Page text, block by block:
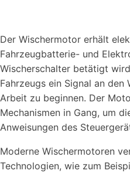
Der Wischermotor erhält
Fahrzeugbatterie- und
Wischerschalter betätigt
Fahrzeugs ein Signal an
Arbeit zu beginnen. Der
Mechanismen in Gang, um
Anweisungen des
Moderne Wischermotoren
Technologien, wie zum